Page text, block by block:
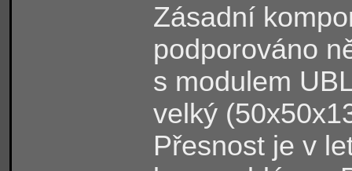
Zásadní
podporováno
s modulem
velký
Přesnost je v